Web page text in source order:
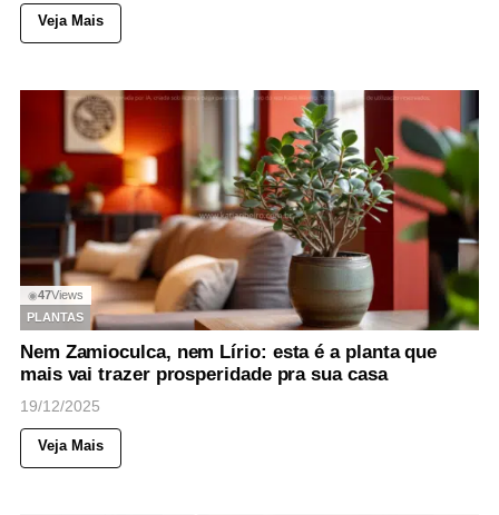
Veja Mais
◉47Views
PLANTAS
Nem Zamioculca, nem Lírio: esta é a planta que
mais vai trazer prosperidade pra sua casa
19/12/2025
Veja Mais